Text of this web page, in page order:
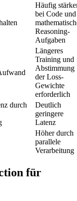
Häufig
bei Code und
Reasoning-
Aufgaben
Längeres
Training und
Abstimmung
der Loss-
Gewichte
erforderlich
durch
Deutlich
geringere
Latenz
Höher durch
parallele
Verarbeitung
für